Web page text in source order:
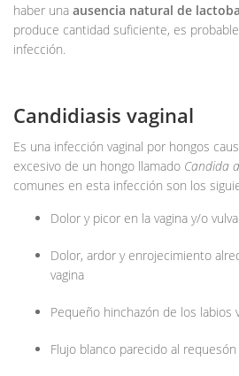
haber una ausencia natural de
produce cantidad suficiente, es
infección.
Candidiasis vaginal
Es una infección vaginal por hongos
excesivo de un hongo llamado Candida
comunes en esta infección son los
Dolor y picor en la vagina y/o vulva
Dolor, ardor y enrojecimiento
vagina
Pequeño hinchazón de los labios
Flujo blanco parecido al requesón